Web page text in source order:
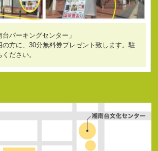
パーキングセンター」
方に、30分無料券プレゼント致します。駐
ださい。